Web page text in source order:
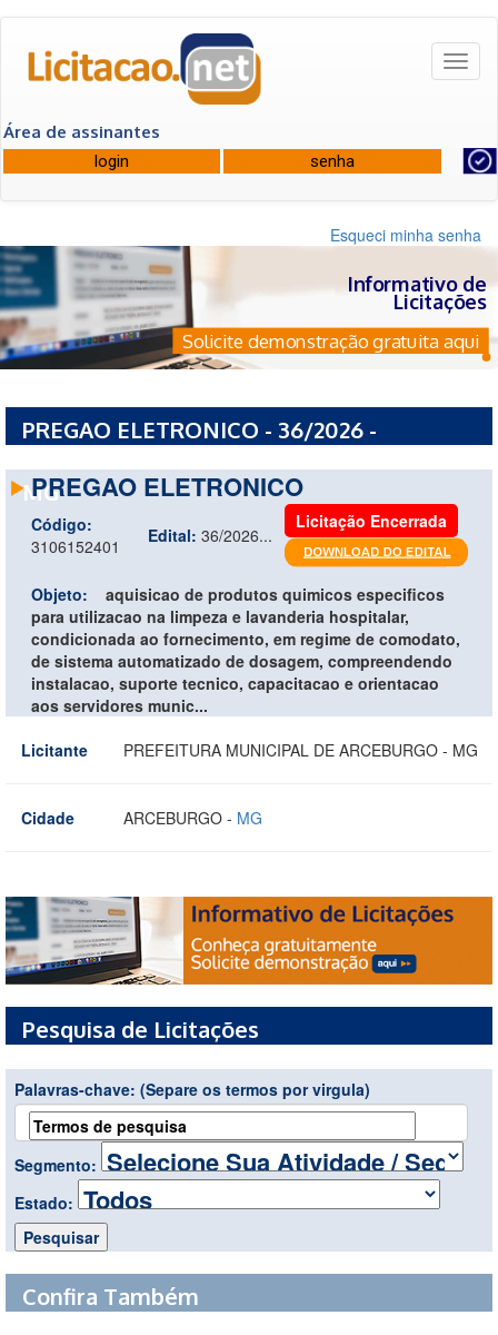
Área de assinantes
Esqueci minha senha
Informativo de
Licitações
Solicite demonstração gratuita aqui
PREGAO ELETRONICO - 36/2026 -
MG
PREGAO ELETRONICO
Código:
3106152401
Edital: 36/2026...
Licitação Encerrada
Objeto:
aquisicao de produtos quimicos especificos
para utilizacao na limpeza e lavanderia hospitalar,
condicionada ao fornecimento, em regime de comodato,
de sistema automatizado de dosagem, compreendendo
instalacao, suporte tecnico, capacitacao e orientacao
aos servidores munic...
Licitante
PREFEITURA MUNICIPAL DE ARCEBURGO - MG
Cidade ARCEBURGO - MG
Pesquisa de Licitações
Palavras-chave: (Separe os termos por virgula)
Segmento:
Estado:
Confira Também